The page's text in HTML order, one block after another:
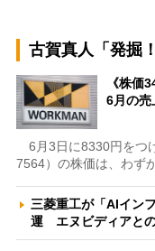
古賀真人「発掘
《株価
6月の
6月3日に8330円をつ
7564）の株価は、わず
三菱重工が「AIイン
運 エヌビディアと